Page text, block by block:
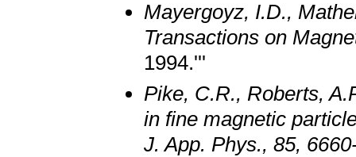
Mayergoyz, I.D.,
Transactions on
1994.'''
Pike, C.R., Roberts,
in fine magnetic
J. App. Phys., 85,